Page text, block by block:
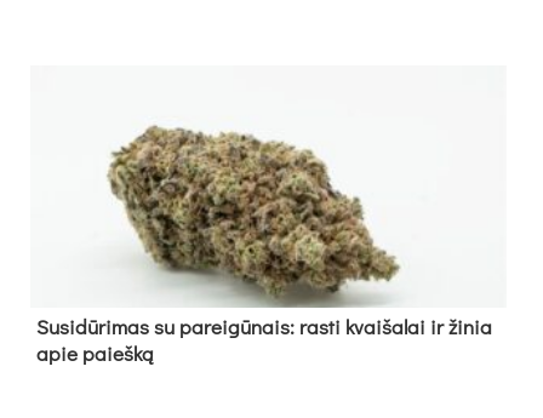
Su­si­dū­ri­mas su pa­rei­gū­nais: ras­ti kvai­ša­lai ir ži­nia
apie paieš­ką